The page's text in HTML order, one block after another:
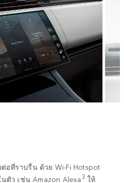
อที่ราบรื่น ด้วย Wi-Fi Hotspot
ตัว เช่น Amazon Alexa3 ให้